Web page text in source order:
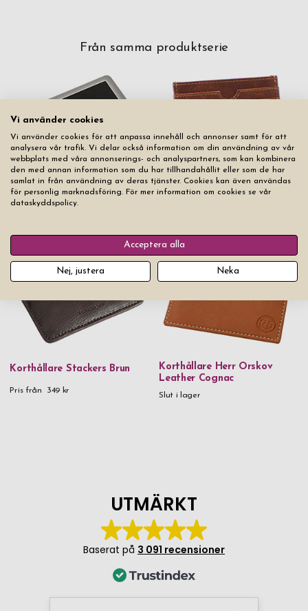
Från samma produktserie
Korthållare Carrier Slim
Leather
Korthållare Stackers Brun
Pris från 349 kr
Korthållare Herr Orskov
Leather Cognac
Slut i lager
Vi använder cookies
Vi använder cookies för att anpassa innehåll och annonser samt för att
analysera vår trafik. Vi delar också information om din användning av vår
webbplats med våra annonserings- och analyspartners, som kan kombinera
den med annan information som du har tillhandahållit eller som de har
samlat in från användning av deras tjänster. Cookies kan även användas
för personlig marknadsföring. För mer information om cookies se vår
dataskyddspolicy.
Acceptera alla
Nej, justera Neka